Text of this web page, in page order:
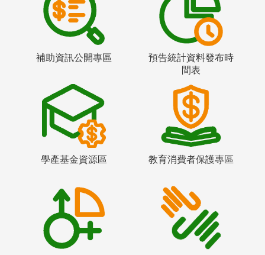
補助資訊公開專區
預告統計資料發布時
間表
學產基金資源區 教育消費者保護專區